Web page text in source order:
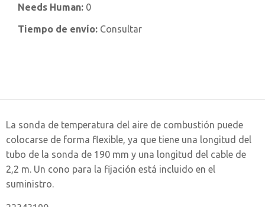
Needs Human: 0
Tiempo de envío: Consultar
La sonda de temperatura del aire de combustión puede
colocarse de forma flexible, ya que tiene una longitud del
tubo de la sonda de 190 mm y una longitud del cable de
2,2 m. Un cono para la fijación está incluido en el
suministro.